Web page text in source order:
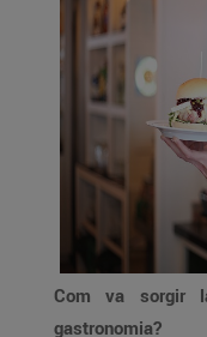
Com va sorgir
gastronomia?